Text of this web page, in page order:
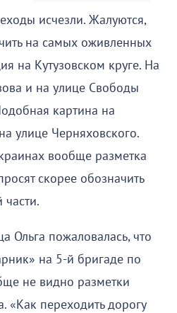
исчезли. Жалуются,
на самых оживленных
на Кутузовском круге. На
и на улице Свободы
картина на
улице Черняховского.
вообще разметка
скорее обозначить
Ольга пожаловалась, что
на 5-й бригаде по
не видно разметки
«Как переходить дорогу